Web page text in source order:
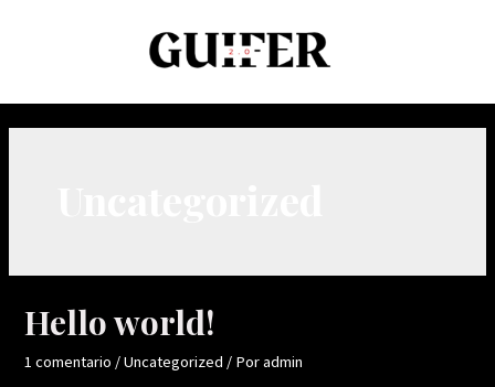
Hello world!
1 comentario /Uncategorized / Poradmin